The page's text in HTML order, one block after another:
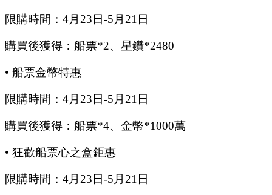
限購時間： 4月 23 日-5月 21 日
購買後獲得：船票*2、星鑽*2480
• 船票金幣特惠
限購時間： 4月 23 日-5月 21 日
購買後獲得：船票*4、金幣*1000萬
• 狂歡船票心之盒鉅惠
限購時間： 4月 23 日-5月 21 日